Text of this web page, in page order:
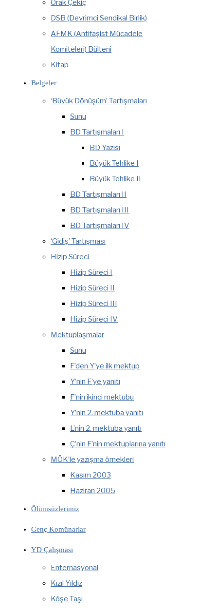
Orak Çekiç
DSB (Devrimci Sendikal Birlik)
AFMK (Antifaşist Mücadele
Komiteleri) Bülteni
Kitap
Belgeler
‘Büyük Dönüşüm’ Tartışmaları
Sunu
BD Tartışmaları I
BD Yazısı
Büyük Tehlike I
Büyük Tehlike II
BD Tartışmaları II
BD Tartışmaları III
BD Tartışmaları IV
‘Gidiş’ Tartışması
Hizip Süreci
Hizip Süreci I
Hizip Süreci II
Hizip Süreci III
Hizip Süreci IV
Mektuplaşmalar
Sunu
F’den Y’ye ilk mektup
Y’nin F’ye yanıtı
F’nin ikinci mektubu
Y’nin 2. mektuba yanıtı
L’nin 2. mektuba yanıtı
Ç’nin F’nin mektuplarına yanıtı
MÖK’le yazışma örnekleri
Kasım 2003
Haziran 2005
Ölümsüzlerimiz
Genç Komünarlar
YD Çalışması
Enternasyonal
Kızıl Yıldız
Köşe Taşı